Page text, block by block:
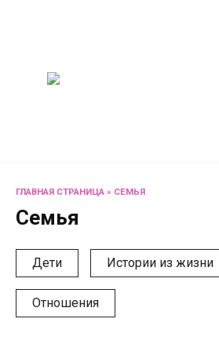
ГЛАВНАЯ СТРАНИЦА » СЕМЬЯ
Семья
Дети Истории из жизни
Отношения